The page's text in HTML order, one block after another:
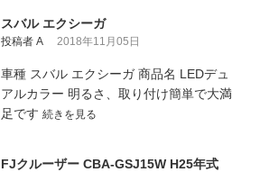
スバル エクシーガ
投稿者 A 2018年11月05日
車種 スバル エクシーガ 商品名 LEDデュ
アルカラー 明るさ、取り付け簡単で大満
足です 続きを見る
FJクルーザー CBA-GSJ15W H25年式